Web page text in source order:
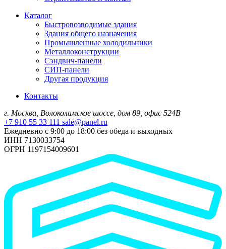
Каталог
Быстровозводимые здания
Здания общего назначения
Промышленные холодильники
Металлоконструкции
Сэндвич-панели
СИП-панели
Другая продукция
Контакты
г. Москва, Волоколамское шоссе, дом 89, офис 524В
+7 910 55 33 111 sale@panel.ru
Ежедневно с 9:00 до 18:00 без обеда и выходных
ИНН 7130033754
ОГРН 1197154009601